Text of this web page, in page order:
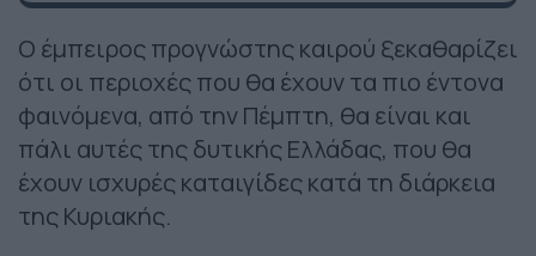
Ο έμπειρος προγνώστης καιρού ξεκαθαρίζει
ότι οι περιοχές που θα έχουν τα πιο έντονα
φαινόμενα, από την Πέμπτη, θα είναι και
πάλι αυτές της δυτικής Ελλάδας, που θα
έχουν ισχυρές καταιγίδες κατά τη διάρκεια
της Κυριακής.